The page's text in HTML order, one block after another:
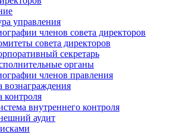
управления
членов совета директоров
совета директоров
секретарь
органы
членов правления
вознаграждения
контроля
внутреннего контроля
аудит